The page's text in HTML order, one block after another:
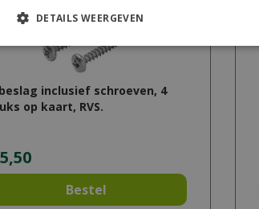
inclusief schroeven, 4
op kaart, RVS.
5,50
Bestel
DETAILS WEERGEVEN